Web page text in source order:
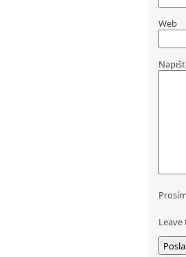
Web